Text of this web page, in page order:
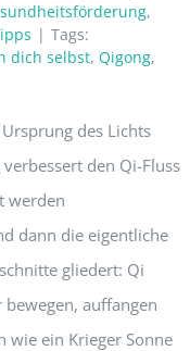
,
| Tags:
dich selbst, Qigong,
des Lichts
den Qi-Fluss
werden
dann die eigentliche
gliedert: Qi
auffangen
wie ein Krieger Sonne